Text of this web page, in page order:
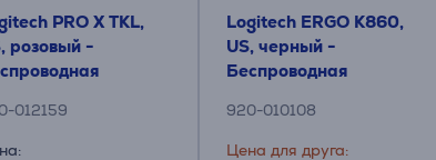
PRO X TKL,
розовый -
012159
Logitech ERGO K860,
US, черный -
Беспроводная
920-010108
Цена для друга: